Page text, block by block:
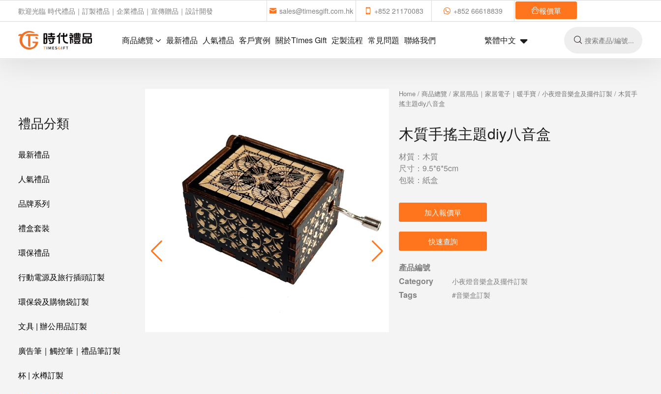
歡迎光臨 時代禮品｜訂製禮品｜企業禮品｜宣傳贈品｜設計開發 sales@timesgift.com.hk +852 21170083 +852 66618839 報價單
商品總覽 最新禮品 人氣禮品 客戶實例 關於Times Gift 定製流程 常見問題 聯絡我們 繁體中文
禮品分類
最新禮品
人氣禮品
品牌系列
禮盒套裝
環保禮品
行動電源及旅行插頭訂製
環保袋及購物袋訂製
文具 | 辦公用品訂製
廣告筆｜觸控筆｜禮品筆訂製
杯 | 水樽訂製
Home /商品總覽 /家居用品｜家居電子｜暖手寶 /小夜燈音樂盒及擺件訂製 / 木質手
搖主題diy八音盒
木質手搖主題diy八音盒
材質：木質
尺寸：9.5*6*5cm
包裝：紙盒
加入報價單
快速查詢
產品編號
Category
小夜燈音樂盒及擺件訂製
Tags #音樂盒訂製